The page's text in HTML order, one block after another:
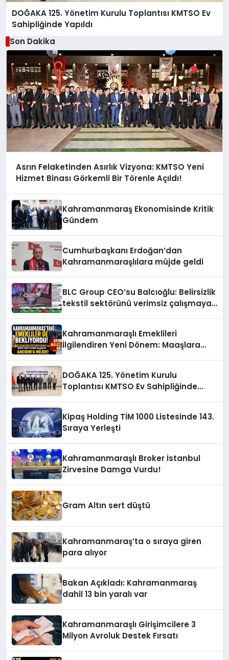
DOĞAKA 125. Yönetim Kurulu Toplantısı KMTSO Ev
Sahipliğinde Yapıldı
Son Dakika
Asrın Felaketinden Asırlık Vizyona: KMTSO Yeni
Hizmet Binası Görkemli Bir Törenle Açıldı!
Kahramanmaraş Ekonomisinde Kritik
Gündem
Cumhurbaşkanı Erdoğan’dan
Kahramanmaraşlılara müjde geldi
BLC Group CEO’su Balcıoğlu: Belirsizlik
tekstil sektörünü verimsiz çalışmaya
Kahramanmaraşlı Emeklileri
İlgilendiren Yeni Dönem: Maaşlara
DOĞAKA 125. Yönetim Kurulu
Toplantısı KMTSO Ev Sahipliğinde
Kipaş Holding TİM 1000 Listesinde 143.
Sıraya Yerleşti
Kahramanmaraşlı Broker İstanbul
Zirvesine Damga Vurdu!
Gram Altın sert düştü
Kahramanmaraş’ta o sıraya giren
para alıyor
Bakan Açıkladı: Kahramanmaraş
dahil 13 bin yaralı var
Kahramanmaraşlı Girişimcilere 3
Milyon Avroluk Destek Fırsatı